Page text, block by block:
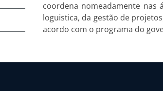
coordena nomeadamente nas
loguistica, da gestão de
acordo com o programa do